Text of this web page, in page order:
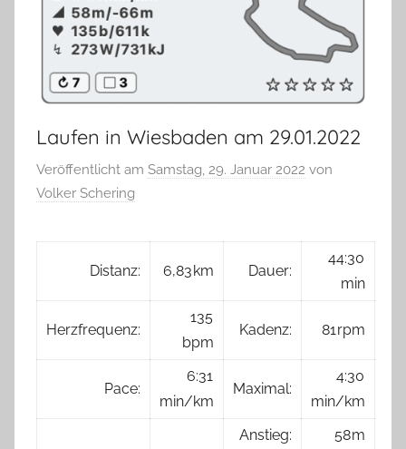
Laufen in Wiesbaden am 29.01.2022
Veröffentlicht am Samstag, 29. Januar 2022 von
Volker Schering
Distanz: 6,83 km Dauer:
44:30
min
Herzfrequenz:
135
bpm
Kadenz: 81 rpm
Pace:
6:31
min/km
Maximal:
4:30
min/km
Anstieg:
58 m